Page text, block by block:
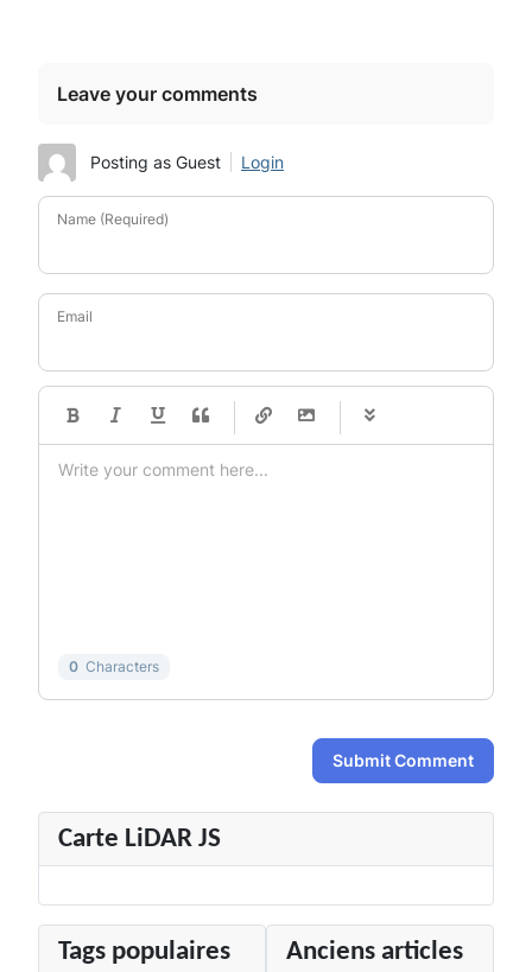
Leave your comments
Posting as Guest Login
Name (Required)
Email
-
-
-
-
0 Characters
Submit Comment
Carte LiDAR JS
Tags populaires Anciens articles